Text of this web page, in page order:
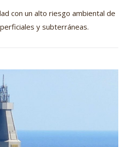
con un alto riesgo ambiental de
y subterráneas.